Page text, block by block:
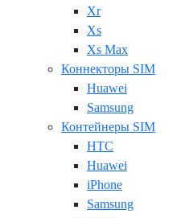
Xr
Xs
Xs Max
Коннекторы SIM
Huawei
Samsung
Контейнеры SIM
HTC
Huawei
iPhone
Samsung